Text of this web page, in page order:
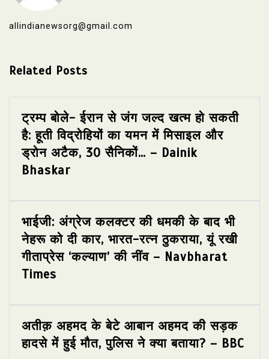
allindianewsorg@gmail.com
Related Posts
ट्रम्प बोले- ईरान से जंग जल्द खत्म हो सकती
है: हूती विद्रोहियों का यमन में मिसाइल और
ड्रोन अटैक, 30 सैनिकों… – Dainik
Bhaskar
भाईजी: अंग्रेज कलक्टर की धमकी के बाद भी
नेहरू को दी कार, भारत-रत्न ठुकराया, यूं रखी
गीताप्रेस ‘कल्याण’ की नींव – Navbharat
Times
अतीक़ अहमद के बेटे आबान अहमद की सड़क
हादसे में हुई मौत, पुलिस ने क्या बताया? – BBC